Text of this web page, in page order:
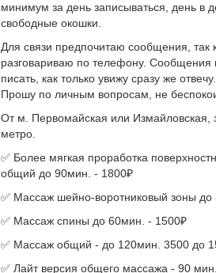
минимум за день записываться, день в
свободные окошки.
Для связи предпочитаю сообщения, так
разговариваю по телефону.
писать, как только увижу сразу же отвечу.
Прошу по личным вопросам, не
От м. Первомайская или Измайловская,
метро.
✅ Более мягкая проработка
общий до 90мин. - 1800₽
✅ Массаж шейно-воротниковый зоны
✅ Массаж спины до 60мин. - 1500₽
✅ Массаж общий - до 120мин. 3500 до
✅ Лайт версия общего массажа - 90